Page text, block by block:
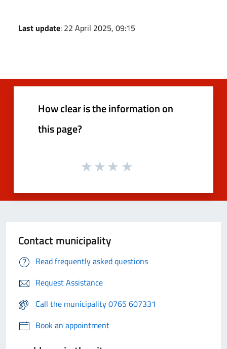
Last update: 22 April 2025, 09:15
How clear is the information on
this page?
Contact municipality
Read frequently asked questions
Request Assistance
Call the municipality 0765 607331
Book an appointment